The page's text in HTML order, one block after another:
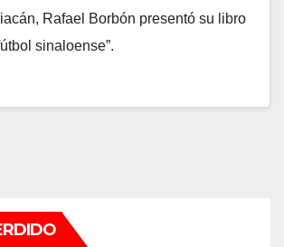
Rafael Borbón presentó su libro
sinaloense”.